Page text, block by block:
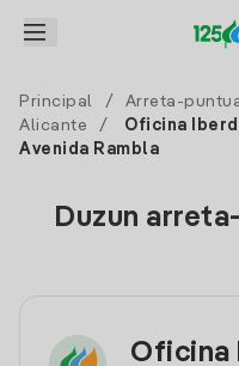
Principal / Arreta-
Alicante
/
Oficina
Avenida Rambla
Duzun
Oficina